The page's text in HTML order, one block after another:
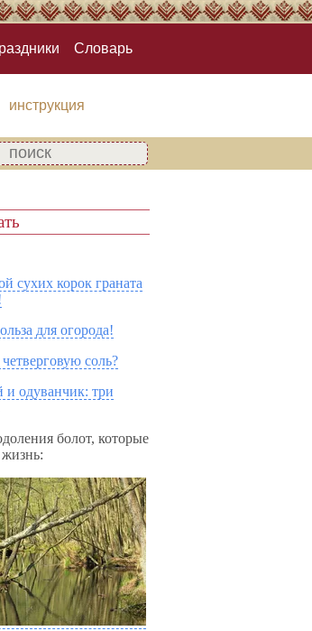
Словарь
инструкция
сухих корок граната
для огорода!
соль?
одуванчик: три
болот, которые